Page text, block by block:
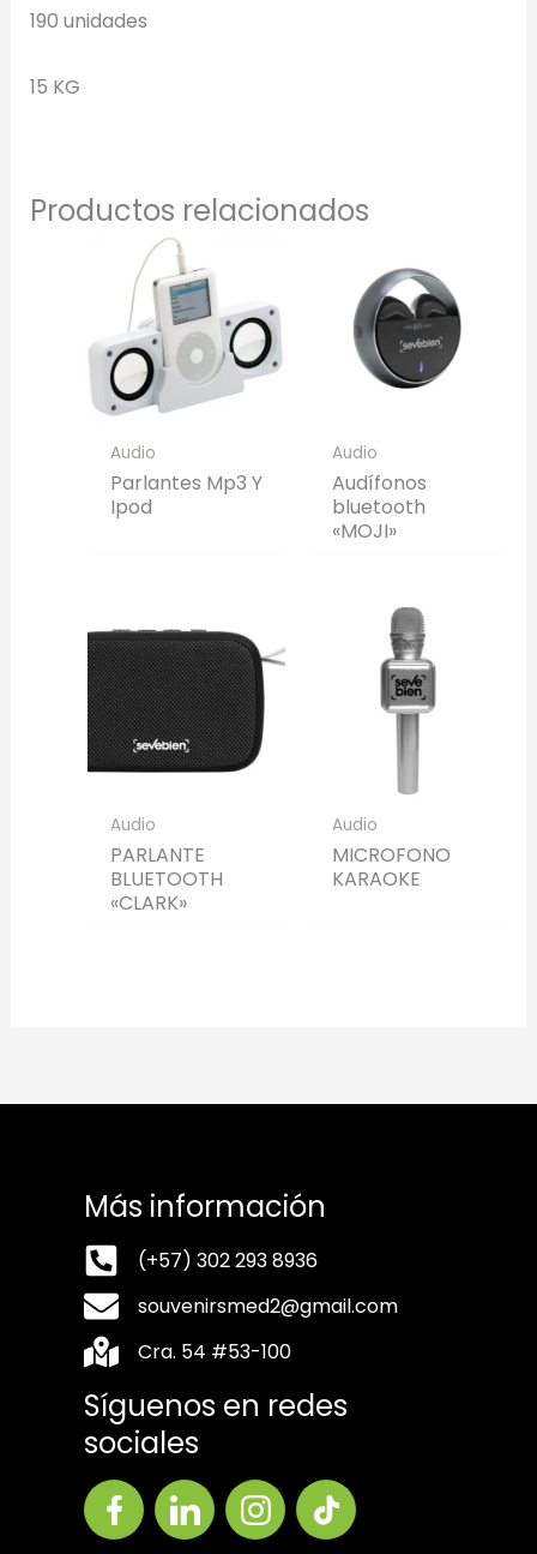
Generar Vista Previa con IA
190 unidades
15 KG
Productos relacionados
Audio
Parlantes Mp3 Y
Ipod
Audio
Audífonos
bluetooth
«MOJI»
Audio
PARLANTE
BLUETOOTH
«CLARK»
Audio
MICROFONO
KARAOKE
Más información
(+57) 302 293 8936
souvenirsmed2@gmail.com
Cra. 54 #53-100
Síguenos en redes
sociales